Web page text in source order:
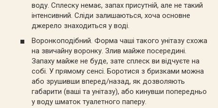
воду. Сплеску немає, запах присутній, але не такий
інтенсивний. Сліди залишаються, хоча основне
джерело знаходиться у воді.
Воронкоподібний. Форма чаші такого унітазу схожа
на звичайну воронку. Злив майже посередині.
Запаху майже не буде, зате сплеск ви відчуєте на
собі. У прямому сенсі. Боротися з бризками можна
або зрушивши вперед/назад, як дозволяють
габарити (ваші та унітазу), або кинувши попередньо
у воду шматок туалетного паперу.